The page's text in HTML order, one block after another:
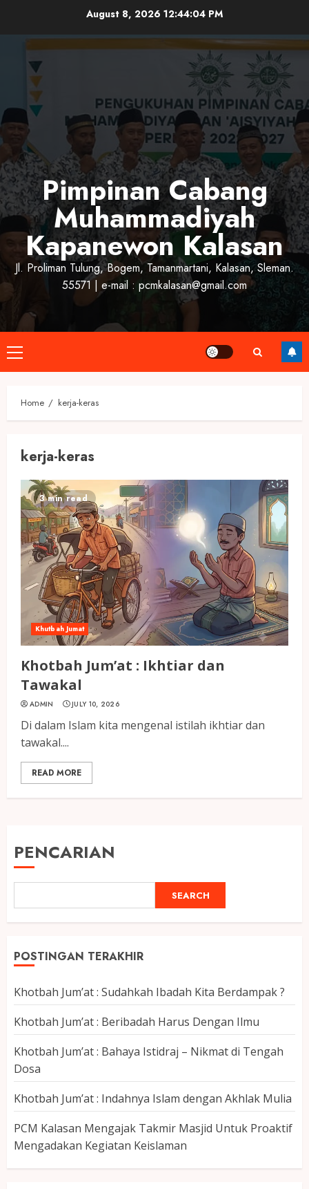
content
August 8, 2026 12:44:05 PM
Pimpinan Cabang
Muhammadiyah
Kapanewon Kalasan
Jl. Proliman Tulung, Bogem, Tamanmartani, Kalasan, Sleman.
55571 | e-mail : pcmkalasan@gmail.com
Primary
Menu
Home kerja-keras
kerja-keras
3 min read
Khutbah Jumat
Khotbah Jum’at : Ikhtiar dan
Tawakal
ADMIN JULY 10, 2026
Di dalam Islam kita mengenal istilah ikhtiar dan
tawakal....
READ MORE
PENCARIAN
SEARCH
POSTINGAN TERAKHIR
Khotbah Jum’at : Sudahkah Ibadah Kita Berdampak ?
Khotbah Jum’at : Beribadah Harus Dengan Ilmu
Khotbah Jum’at : Bahaya Istidraj – Nikmat di Tengah
Dosa
Khotbah Jum’at : Indahnya Islam dengan Akhlak Mulia
PCM Kalasan Mengajak Takmir Masjid Untuk Proaktif
Mengadakan Kegiatan Keislaman